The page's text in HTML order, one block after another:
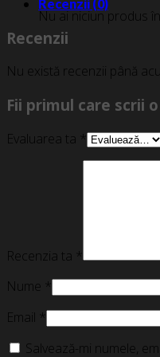
Nu ai niciun produs
Recenzii (0)
Recenzii
Nu există recenzii până
Fii primul care scrii
Evaluarea ta *
Recenzia ta *
Nume *
Email *
Salvează-mi numele,